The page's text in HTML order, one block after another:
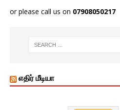
or please call us on 07908050217
எதிர் மீடியா